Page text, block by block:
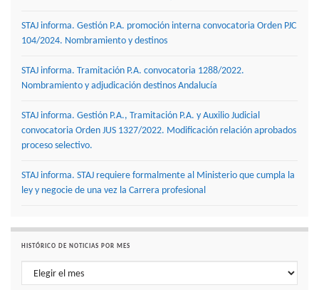
STAJ informa. Gestión P.A. promoción interna convocatoria Orden PJC
104/2024. Nombramiento y destinos
STAJ informa. Tramitación P.A. convocatoria 1288/2022.
Nombramiento y adjudicación destinos Andalucía
STAJ informa. Gestión P.A., Tramitación P.A. y Auxilio Judicial
convocatoria Orden JUS 1327/2022. Modificación relación aprobados
proceso selectivo.
STAJ informa. STAJ requiere formalmente al Ministerio que cumpla la
ley y negocie de una vez la Carrera profesional
HISTÓRICO DE NOTICIAS POR MES
Histórico de noticias por mes